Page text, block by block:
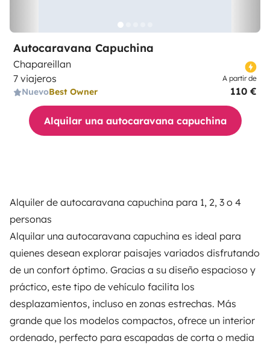
Autocaravana Capuchina
Chapareillan
7 viajeros
NuevoBest Owner
A partir de
110 €
Alquilar una autocaravana capuchina
Alquiler de autocaravana capuchina para 1, 2, 3 o 4
personas
Alquilar una autocaravana capuchina es ideal para
quienes desean explorar paisajes variados disfrutando
de un confort óptimo. Gracias a su diseño espacioso y
práctico, este tipo de vehículo facilita los
desplazamientos, incluso en zonas estrechas. Más
grande que los modelos compactos, ofrece un interior
ordenado, perfecto para escapadas de corta o media